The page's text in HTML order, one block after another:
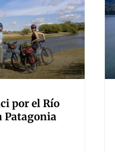
por el Río
Patagonia